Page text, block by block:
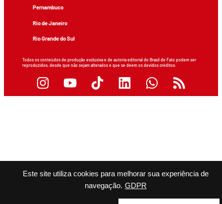
Este site utiliza cookies para melhorar sua experiência de
navegação. GDPR
Pernambuco
Rio de Janeiro
Rio Grande do Sul
Todos os conteúdos de produção exclusiva e de autoria editorial do Brasil de Fato podem ser
reproduzidos, desde que não sejam alterados e que se deem os devidos créditos.